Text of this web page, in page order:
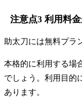
注意点3 利用料
助太刀には無料プラ
本格的に利用する場
でしょう。利用目的
あります。